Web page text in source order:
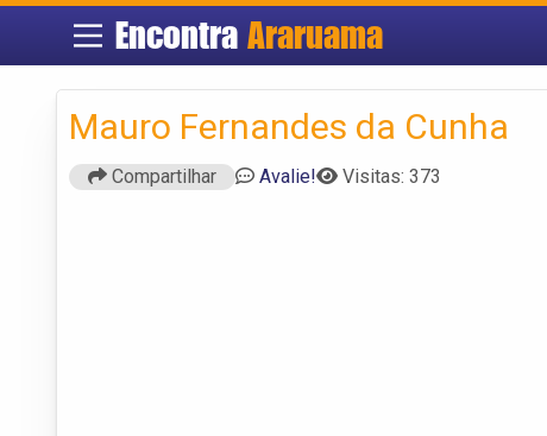
EncontraAraruama
Mauro Fernandes da Cunha
Compartilhar Avalie! Visitas: 373